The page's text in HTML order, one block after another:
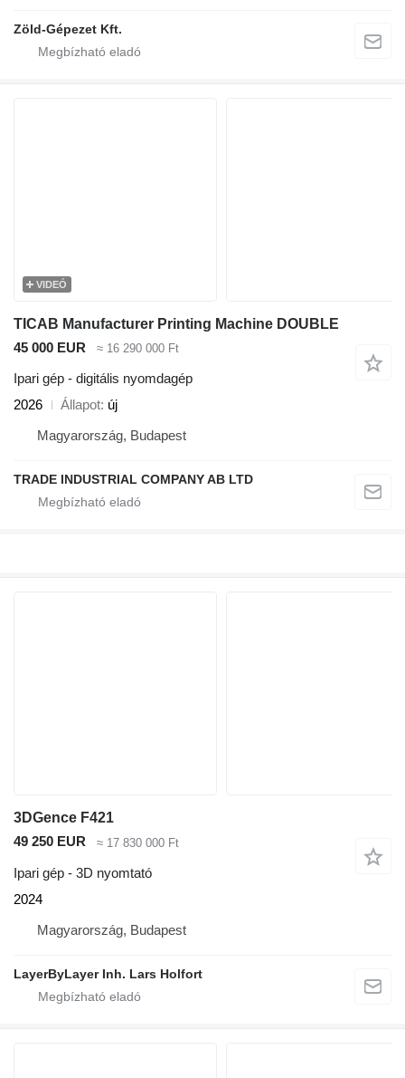
Zöld-Gépezet Kft.
VIDEÓ
TICAB Manufacturer Printing Machine DOUBLE
45 000 EUR
≈ 16 290 000 Ft
Ipari gép - digitális nyomdagép
2026
Állapot új
Magyarország, Budapest
TRADE INDUSTRIAL COMPANY AB LTD
3DGence F421
49 250 EUR
≈ 17 830 000 Ft
Ipari gép - 3D nyomtató
2024
Magyarország, Budapest
LayerByLayer Inh. Lars Holfort